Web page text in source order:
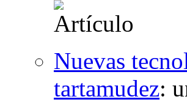
Nuevas
tartamudez: